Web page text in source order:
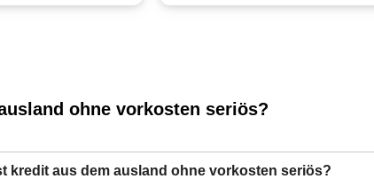
ohne vorkosten seriös?
kredit aus dem ausland ohne vorkosten seriös?